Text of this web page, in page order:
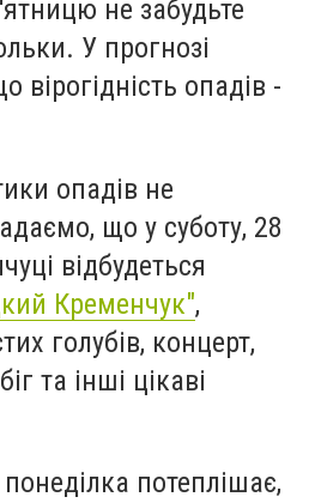
не забудьте
У прогнозі
вірогідність опадів -
опадів не
що у суботу, 28
відбудеться
Кременчук",
голубів, концерт,
та інші цікаві
потеплішає,